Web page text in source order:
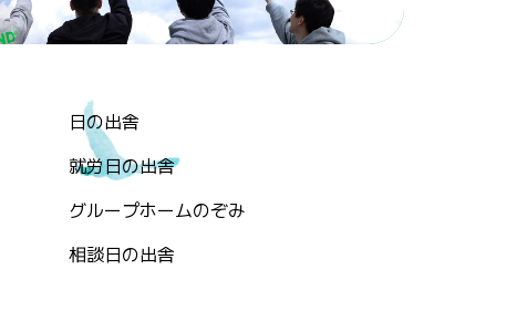
日の出舎
就労日の出舎
グループホームのぞみ
相談日の出舎